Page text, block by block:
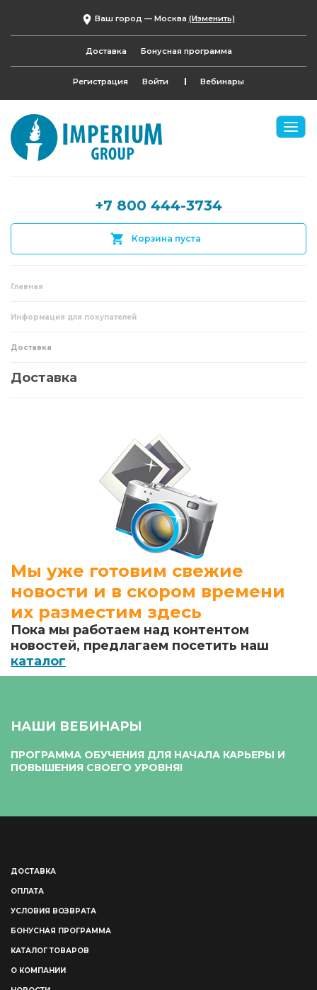
Ваш город — Москва (Изменить)
Доставка Бонусная программа
Регистрация Войти Вебинары
+7 800 444-3734
Корзина пуста
Главная
Информация для покупателей
Доставка
Доставка
Мы уже готовим свежие
новости и в скором времени
их разместим здесь
Пока мы работаем над контентом
новостей, предлагаем посетить наш
каталог
НАШИ ВЕБИНАРЫ
ПРОГРАММА ОБУЧЕНИЯ ДЛЯ НАЧАЛА КАРЬЕРЫ И
ПОВЫШЕНИЯ СВОЕГО УРОВНЯ!
ДОСТАВКА
ОПЛАТА
УСЛОВИЯ ВОЗВРАТА
БОНУСНАЯ ПРОГРАММА
КАТАЛОГ ТОВАРОВ
О КОМПАНИИ